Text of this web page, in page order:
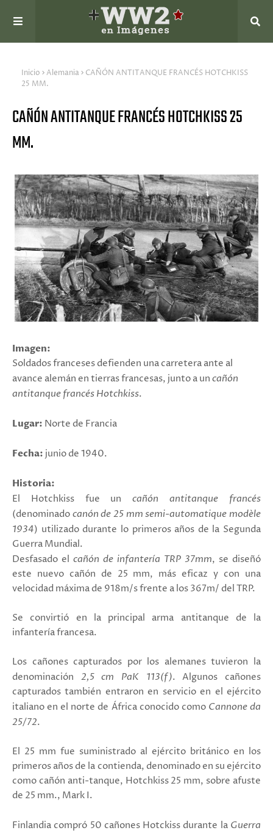
Inicio Alemania
CAÑÓN ANTITANQUE FRANCÉS HOTCHKISS
25 MM.
CAÑÓN ANTITANQUE FRANCÉS HOTCHKISS 25
MM.
Imagen:
Soldados franceses defienden una carretera ante al
avance alemán en tierras francesas, junto a un cañón
antitanque francés Hotchkiss.
Lugar: Norte de Francia
Fecha: junio de 1940.
Historia:
El Hotchkiss fue uncañón antitanque francés
(denominado canón de 25 mm semi-automatique modèle
1934) utilizado durante lo primeros años de la Segunda
Guerra Mundial.
Desfasado el cañón de infantería TRP 37mm, se diseñó
este nuevo cañón de 25 mm, más eficaz y con una
velocidad máxima de 918m/s frente a los 367m/ del TRP.
Se convirtió en la principal arma antitanque de la
infantería francesa.
Los cañones capturados por los alemanes tuvieron la
denominación 2,5 cm PaK 113(f). Algunos cañones
capturados también entraron en servicio en el ejército
italiano en el norte de África conocido como Cannone da
25/72.
El 25 mm fue suministrado al ejército británico en los
primeros años de la contienda, denominado en su ejército
como cañón anti-tanque, Hotchkiss 25 mm, sobre afuste
de 25 mm., Mark I.
Finlandia compró 50 cañones Hotckiss durante laGuerra